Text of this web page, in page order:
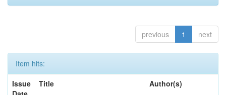
previous 1 next
Item hits:
Issue
Title Author(s)